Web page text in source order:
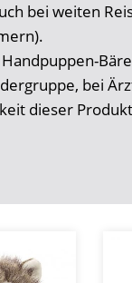
bei weiten
bei
dieser